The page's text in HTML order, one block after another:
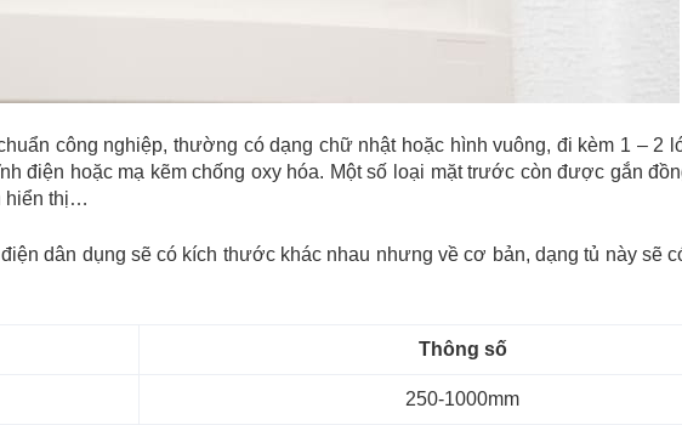
công nghiệp, thường có dạng chữ nhật hoặc hình vuông, đi kèm 1 – 2
điện hoặc mạ kẽm chống oxy hóa. Một số loại mặt trước còn được gắn
hiển thị…
dân dụng sẽ có kích thước khác nhau nhưng về cơ bản, dạng tủ này sẽ
Thông số
250-1000mm